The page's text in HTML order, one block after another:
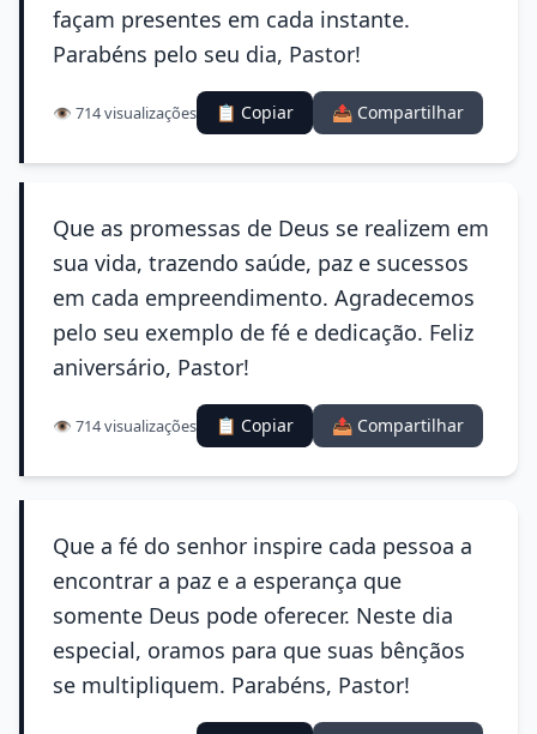
façam presentes em cada instante.
Parabéns pelo seu dia, Pastor!
👁️ 714 visualizações 📋 Copiar 📤 Compartilhar
Que as promessas de Deus se realizem em
sua vida, trazendo saúde, paz e sucessos
em cada empreendimento. Agradecemos
pelo seu exemplo de fé e dedicação. Feliz
aniversário, Pastor!
👁️ 714 visualizações 📋 Copiar 📤 Compartilhar
Que a fé do senhor inspire cada pessoa a
encontrar a paz e a esperança que
somente Deus pode oferecer. Neste dia
especial, oramos para que suas bênçãos
se multipliquem. Parabéns, Pastor!